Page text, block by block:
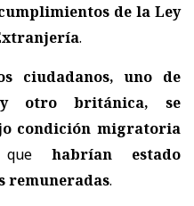
de la Ley
.
ciudadanos, uno de
otro británica, se
condición migratoria
quehabrían estado
remuneradas.